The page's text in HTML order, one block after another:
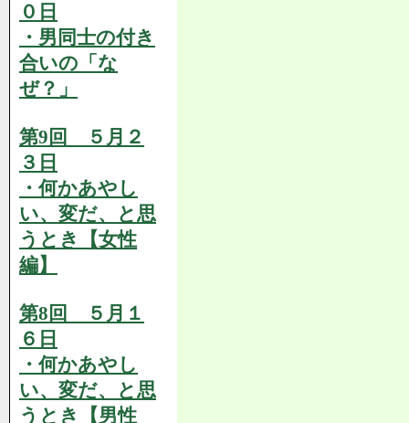
０日
・男同士の付き
合いの「な
ぜ？」
第9回 ５月２
３日
・何かあやし
い、変だ、と思
うとき【女性
編】
第8回 ５月１
６日
・何かあやし
い、変だ、と思
うとき【男性